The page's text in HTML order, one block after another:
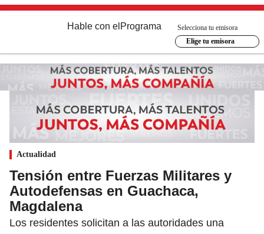
Hable con el Programa
Selecciona tu emisora
Elige tu emisora
Actualidad
Tensión entre Fuerzas Militares y
Autodefensas en Guachaca,
Magdalena
Los residentes solicitan a las autoridades una